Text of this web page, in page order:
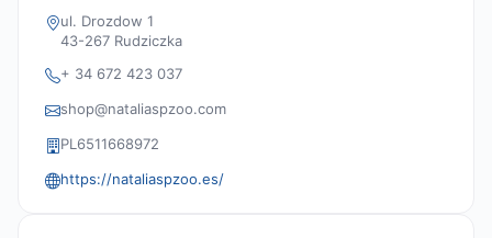
ul. Drozdow 1
43-267 Rudziczka
+ 34 672 423 037
shop@nataliaspzoo.com
PL6511668972
https://nataliaspzoo.es/